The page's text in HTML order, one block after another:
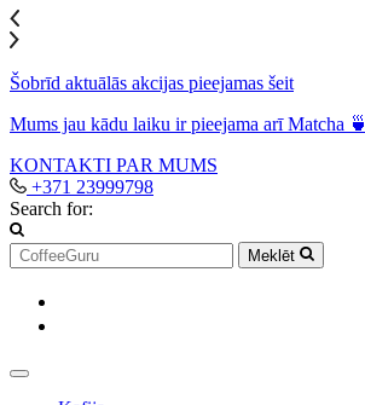
Šobrīd aktuālās akcijas pieejamas šeit
Mums jau kādu laiku ir pieejama arī Matcha 🍵
KONTAKTI PAR MUMS
+371 23999798
Search for:
Meklēt